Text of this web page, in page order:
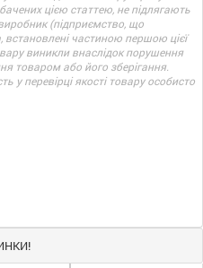
цією статтею, не підлягають
(підприємство, що
частиною першою цієї
виникли внаслідок порушення
товаром або його зберігання.
у перевірці якості товару особисто